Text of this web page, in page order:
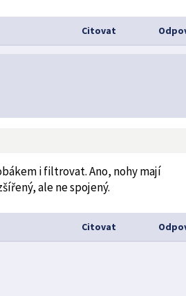
Citovat
i filtrovat. Ano, nohy mají
ale ne spojený.
Citovat